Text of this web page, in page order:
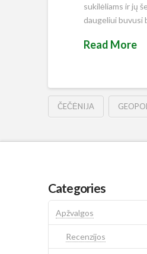
sukilėliams ir jų
daugeliui buvusi
Read More
ČEČĖNIJA
Categories
Apžvalgos
Recenzijos